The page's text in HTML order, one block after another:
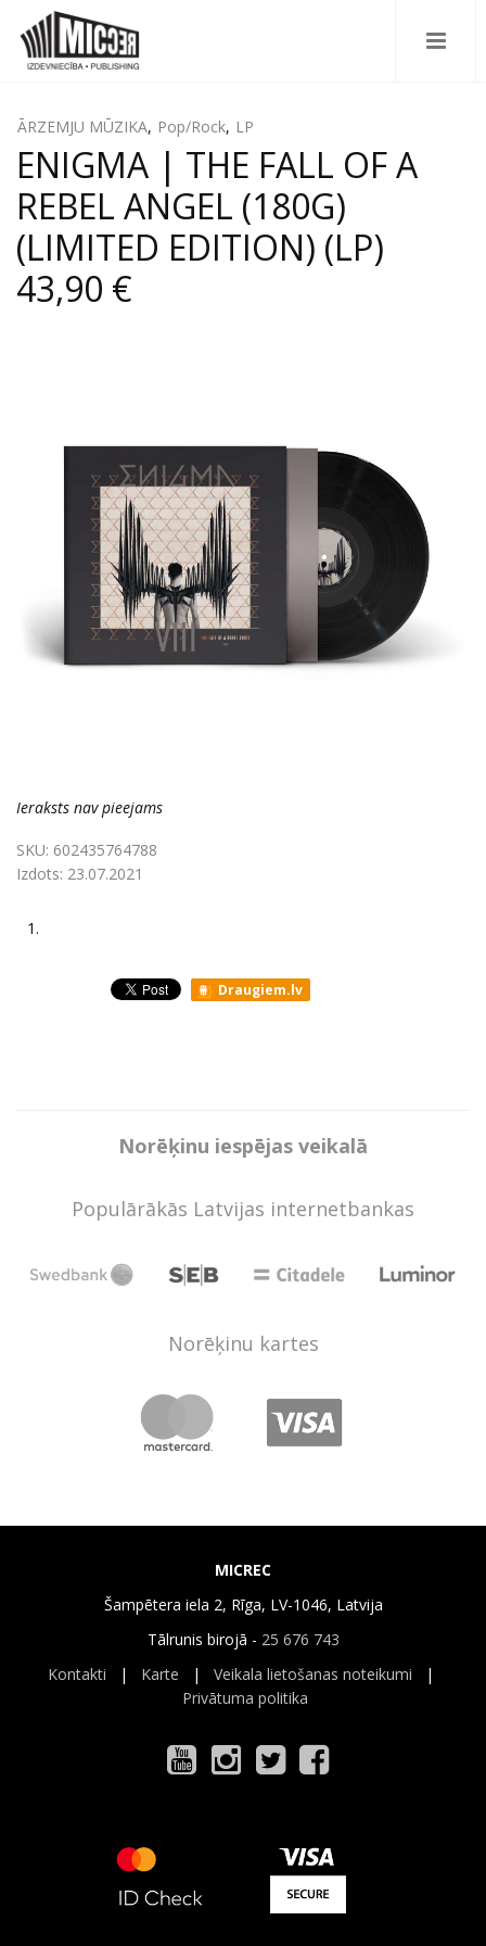
ĀRZEMJU MŪZIKA, Pop/Rock, LP
ENIGMA | THE FALL OF A
REBEL ANGEL (180G)
(LIMITED EDITION) (LP)
43,90 €
Ieraksts nav pieejams
SKU: 602435764788
Izdots: 23.07.2021
1.
Draugiem.lv
Norēķinu iespējas veikalā
Populārākās Latvijas internetbankas
Norēķinu kartes
MICREC
Šampētera iela 2, Rīga, LV-1046, Latvija
Tālrunis birojā - 25 676 743
Kontakti | Karte | Veikala lietošanas noteikumi |
Privātuma politika